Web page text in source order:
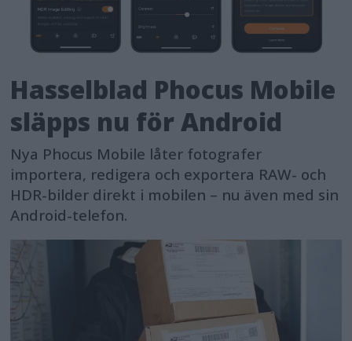
Hasselblad Phocus Mobile
släpps nu för Android
Nya Phocus Mobile låter fotografer
importera, redigera och exportera RAW- och
HDR-bilder direkt i mobilen – nu även med sin
Android-telefon.